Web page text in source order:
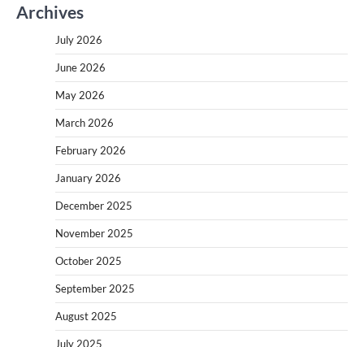
Archives
July 2026
June 2026
May 2026
March 2026
February 2026
January 2026
December 2025
November 2025
October 2025
September 2025
August 2025
July 2025